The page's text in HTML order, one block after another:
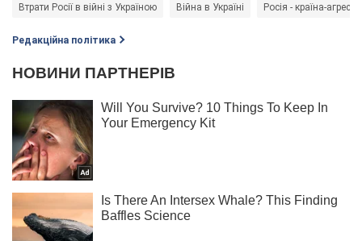
Втрати Росії в війні з Україною Війна в Україні Росія - країна-агресор
Редакційна політика